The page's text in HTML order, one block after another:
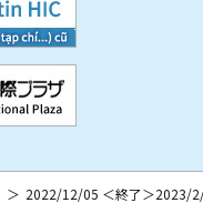
2022/12/05 ＜終了＞2023/2/